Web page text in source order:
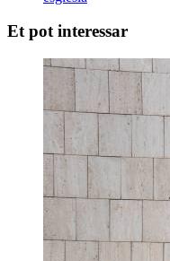
Et pot interessar